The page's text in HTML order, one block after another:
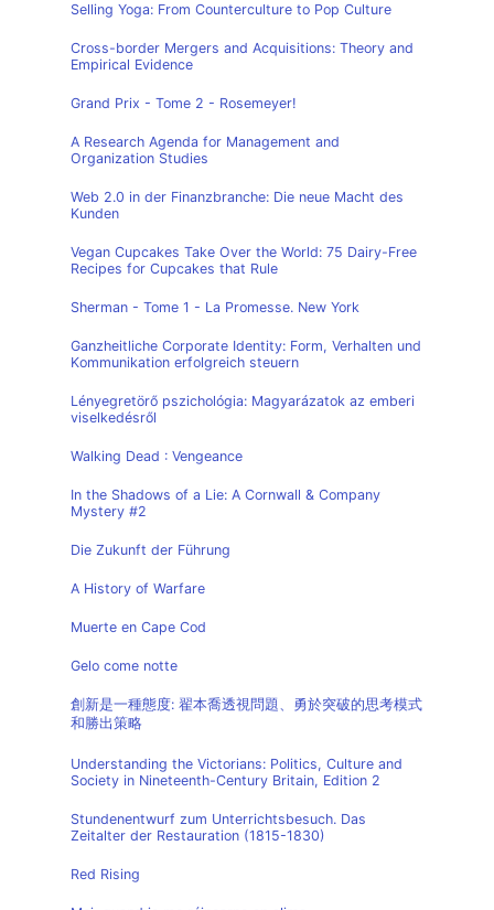
Selling Yoga: From Counterculture to Pop Culture
Cross-border Mergers and Acquisitions: Theory and
Empirical Evidence
Grand Prix - Tome 2 - Rosemeyer!
A Research Agenda for Management and
Organization Studies
Web 2.0 in der Finanzbranche: Die neue Macht des
Kunden
Vegan Cupcakes Take Over the World: 75 Dairy-Free
Recipes for Cupcakes that Rule
Sherman - Tome 1 - La Promesse. New York
Ganzheitliche Corporate Identity: Form, Verhalten und
Kommunikation erfolgreich steuern
Lényegretörő pszichológia: Magyarázatok az emberi
viselkedésről
Walking Dead : Vengeance
In the Shadows of a Lie: A Cornwall & Company
Mystery #2
Die Zukunft der Führung
A History of Warfare
Muerte en Cape Cod
Gelo come notte
創新是一種態度: 翟本喬透視問題、勇於突破的思考模式
和勝出策略
Understanding the Victorians: Politics, Culture and
Society in Nineteenth-Century Britain, Edition 2
Stundenentwurf zum Unterrichtsbesuch. Das
Zeitalter der Restauration (1815-1830)
Red Rising